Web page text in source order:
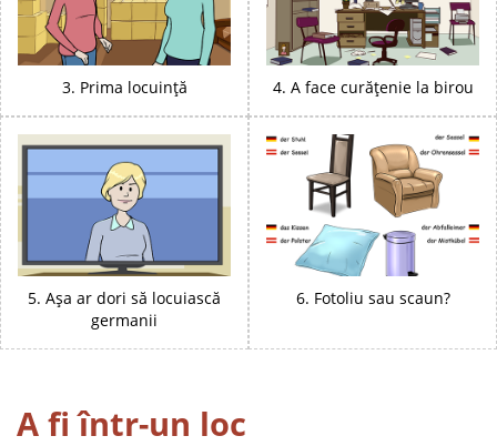
3. Prima locuință 4. A face curățenie la birou
5. Așa ar dori să locuiască
germanii
6. Fotoliu sau scaun?
A fi într-un loc